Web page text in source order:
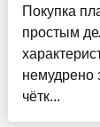
Покупка
простым
немудрено
чётк...